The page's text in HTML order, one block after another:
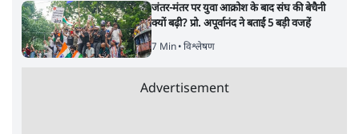
जंतर-मंतर पर युवा आक्रोश के बाद संघ की बेचैनी
क्यों बढ़ी? प्रो. अपूर्वानंद ने बताईं 5 बड़ी वजहें
7 Min• विश्लेषण
Advertisement